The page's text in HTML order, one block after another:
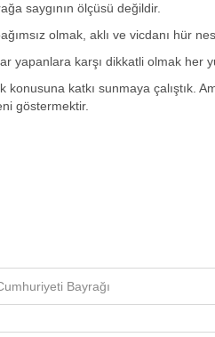
saygının ölçüsü değildir.
olmak, aklı ve vicdanı hür
yapanlara karşı dikkatli olmak her
konusuna katkı sunmaya çalıştık.
göstermektir.
Bayrağı